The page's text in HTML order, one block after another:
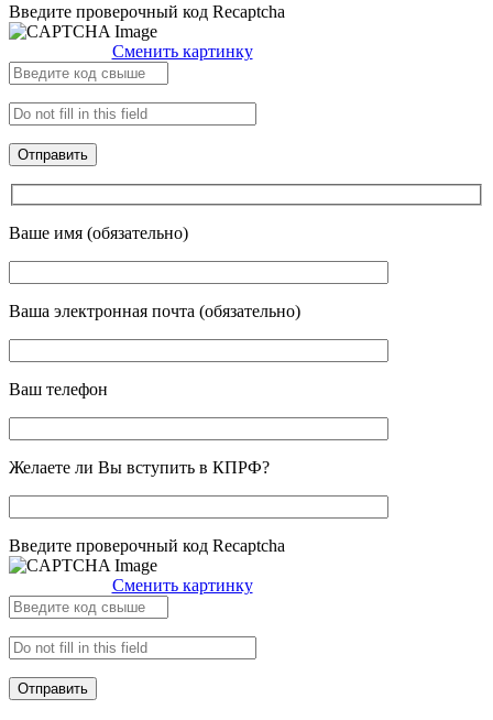
Введите проверочный код Recaptcha
Сменить картинку
Ваше имя (обязательно)
Ваша электронная почта (обязательно)
Ваш телефон
Желаете ли Вы вступить в КПРФ?
Введите проверочный код Recaptcha
Сменить картинку